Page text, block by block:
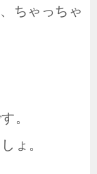
ちゃっちゃ
。
ょ。